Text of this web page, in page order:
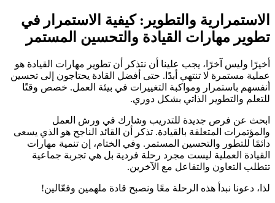
الاستمرارية والتطوير: كيفية الاستمرار في
تطوير مهارات القيادة والتحسين المستمر
أخيرًا وليس آخرًا، يجب علينا أن نتذكر أن تطوير مهارات القيادة هو
عملية مستمرة لا تنتهي أبدًا. حتى أفضل القادة يحتاجون إلى تحسين
أنفسهم باستمرار ومواكبة التغييرات في بيئة العمل. خصص وقتًا
للتعلم والتطوير الذاتي بشكل دوري.
ابحث عن فرص جديدة للتدريب وشارك في ورش العمل
والمؤتمرات المتعلقة بالقيادة. تذكر أن القائد الناجح هو الذي يسعى
دائمًا للتطور والتحسين المستمر. وفي الختام، إن تنمية مهارات
القيادة العملية ليست مجرد رحلة فردية بل هي تجربة جماعية
تتطلب التعاون والتفاعل مع الآخرين.
لذا، دعونا نبدأ هذه الرحلة معًا ونصبح قادة ملهمين وفعّالين!